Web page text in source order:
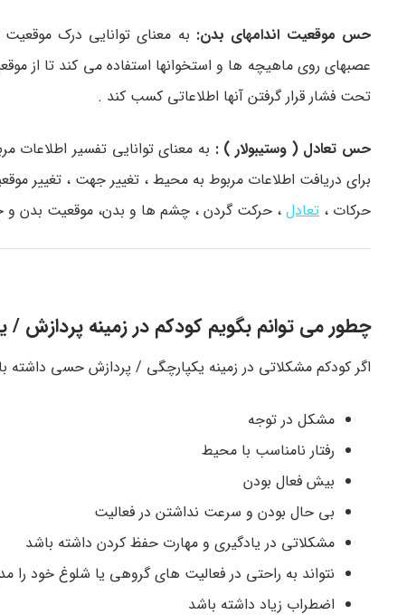
حس موقعیت اندامهای بدن: به معنای توانایی درک
عصبهای روی ماهیچه ها و استخوانها استفاده می کند تا
تحت فشار قرار گرفتن آنها اطلاعاتی کسب کند .
حس تعادل ( وستیبولار ) : به معنای توانایی تفسیر
برای دریافت اطلاعات مربوط به محیط ، تغییر جهت ، تغییر
حرکات ، تعادل ، حرکت گردن ، چشم ها و بدن، موقعیت بدن و
چطور می توانم بگویم کودکم در زمینه پردازش
اگر کودکم مشکلاتی در زمینه یکپارچگی / پردازش حسی داشته
مشکل در توجه
رفتار نامناسب با محیط
بیش فعال بودن
بی حال بودن و سرعت نداشتن در فعالیت
مشکلاتی در یادگیری و مهارت حفظ کردن داشته باشد
نتواند به راحتی در فعالیت های گروهی یا شلوغ خود را
اضطراب زیاد داشته باشد